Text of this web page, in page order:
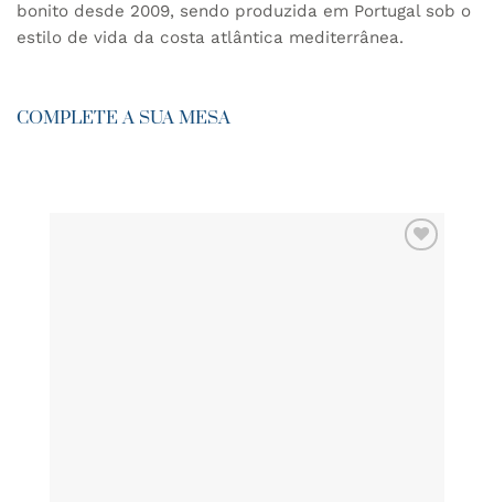
bonito desde 2009, sendo produzida em Portugal sob o
estilo de vida da costa atlântica mediterrânea.
COMPLETE A SUA MESA